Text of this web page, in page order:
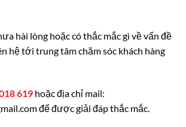
hài lòng hoặc có thắc mắc gì về vấn đề
hệ tới trung tâm chăm sóc khách hàng
619 hoặc địa chỉ mail:
để được giải đáp thắc mắc.